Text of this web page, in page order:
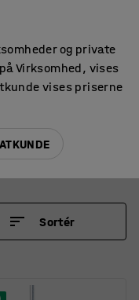
Sortér
og private
Virksomhed, vises
vises priserne